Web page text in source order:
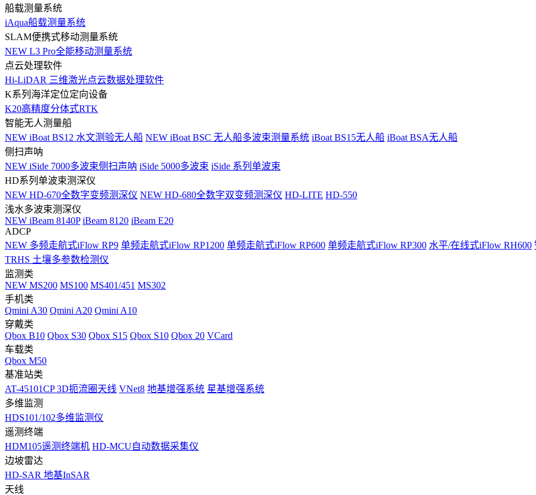
船载测量系统
iAqua船载测量系统
SLAM便携式移动测量系统
NEW L3 Pro全能移动测量系统
点云处理软件
Hi-LiDAR 三维激光点云数据处理软件
K系列海洋定位定向设备
K20高精度分体式RTK
智能无人测量船
NEW iBoat BS12 水文测验无人船 NEW iBoat BSC 无人船多波束测量系统 iBoat BS15无人船 iBoat BSA无人船
侧扫声呐
NEW iSide 7000多波束侧扫声呐 iSide 5000多波束 iSide 系列单波束
HD系列单波束测深仪
NEW HD-670全数字变频测深仪 NEW HD-680全数字双变频测深仪 HD-LITE HD-550
浅水多波束测深仪
NEW iBeam 8140P iBeam 8120 iBeam E20
ADCP
NEW 多频走航式iFlow RP9 单频走航式iFlow RP1200 单频走航式iFlow RP600 单频走航式iFlow RP300 水平/在线式iFlow RH600
TRHS 土壤多参数检测仪
监测类
NEW MS200 MS100 MS401/451 MS302
手机类
Qmini A30 Qmini A20 Qmini A10
穿戴类
Qbox B10 Qbox S30 Qbox S15 Qbox S10 Qbox 20 VCard
车载类
Qbox M50
基准站类
AT-45101CP 3D扼流圈天线 VNet8 地基增强系统 星基增强系统
多维监测
HDS101/102多维监测仪
遥测终端
HDM105遥测终端机 HD-MCU自动数据采集仪
边坡雷达
HD-SAR 地基InSAR
天线